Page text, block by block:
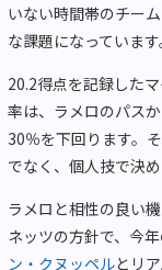
いない時間帯のチー
な課題になっています
20.2得点を記録した
率は、ラメロのパス
30％を下回ります。
でなく、個人技で決
ラメロと相性の良い
ネッツの方針で、今
ン・クヌッペルとリ